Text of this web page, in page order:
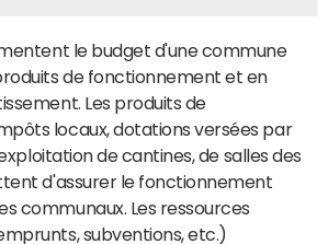
le budget d'une commune
de fonctionnement et en
Les produits de
locaux, dotations versées par
de cantines, de salles des
d'assurer le fonctionnement
communaux. Les ressources
subventions, etc.)